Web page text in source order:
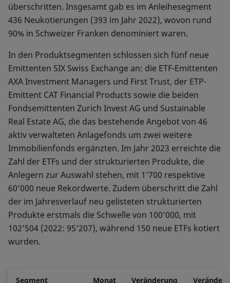
überschritten. Insgesamt gab es im Anleihesegment
436 Neukotierungen (393 im Jahr 2022), wovon rund
90% in Schweizer Franken denominiert waren.
In den Produktsegmenten schlossen sich fünf neue
Emittenten SIX Swiss Exchange an: die ETF-Emittenten
AXA Investment Managers und First Trust, der ETP-
Emittent CAT Financial Products sowie die beiden
Fondsemittenten Zurich Invest AG und Sustainable
Real Estate AG, die das bestehende Angebot von 46
aktiv verwalteten Anlagefonds um zwei weitere
Immobilienfonds ergänzten. Im Jahr 2023 erreichte die
Zahl der ETFs und der strukturierten Produkte, die
Anlegern zur Auswahl stehen, mit 1’700 respektive
60’000 neue Rekordwerte. Zudem überschritt die Zahl
der im Jahresverlauf neu gelisteten strukturierten
Produkte erstmals die Schwelle von 100'000, mit
102’504 (2022: 95'207), während 150 neue ETFs kotiert
wurden.
Segment Monat Veränderung